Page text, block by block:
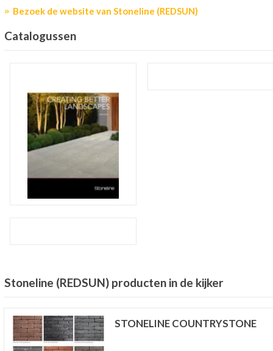
Bezoek de website van Stoneline (REDSUN)
Catalogussen
Stoneline (REDSUN) producten in de kijker
STONELINE COUNTRYSTONE